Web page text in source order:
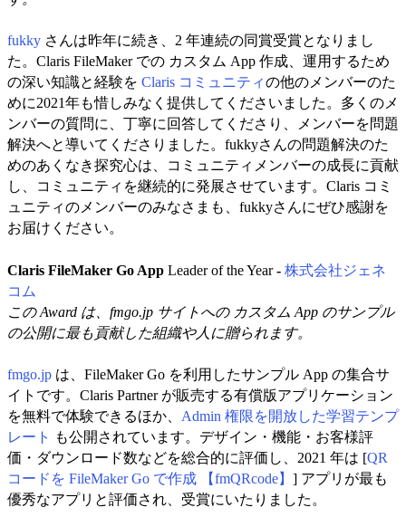
fukky さんは昨年に続き、2 年連続の同賞受賞となりまし
た。Claris FileMaker での カスタム App 作成、運用するため
の深い知識と経験を Claris コミュニティの他のメンバーのた
めに2021年も惜しみなく提供してくださいました。多くのメ
ンバーの質問に、丁寧に回答してくださり、メンバーを問題
解決へと導いてくださりました。fukkyさんの問題解決のた
めのあくなき探究心は、コミュニティメンバーの成長に貢献
し、コミュニティを継続的に発展させています。Claris コミ
ュニティのメンバーのみなさまも、fukkyさんにぜひ感謝を
お届けください。
Claris FileMaker Go App Leader of the Year- 株式会社ジェネ
コム
この Award は、fmgo.jp サイトへの カスタム App のサンプル
の公開に最も貢献した組織や人に贈られます。
fmgo.jp は、FileMaker Go を利用したサンプル App の集合サ
イトです。Claris Partner が販売する有償版アプリケーション
を無料で体験できるほか、 Admin 権限を開放した学習テンプ
レート
も公開されています。デザイン・機能・お客様評
価・ダウンロード数などを総合的に評価し、2021 年は [QR
コードを FileMaker Go で作成 【fmQRcode】 ] アプリが最も
優秀なアプリと評価され、受賞にいたりました。